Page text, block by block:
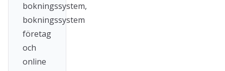
bokningssystem,
bokningssystem
företag
och
online